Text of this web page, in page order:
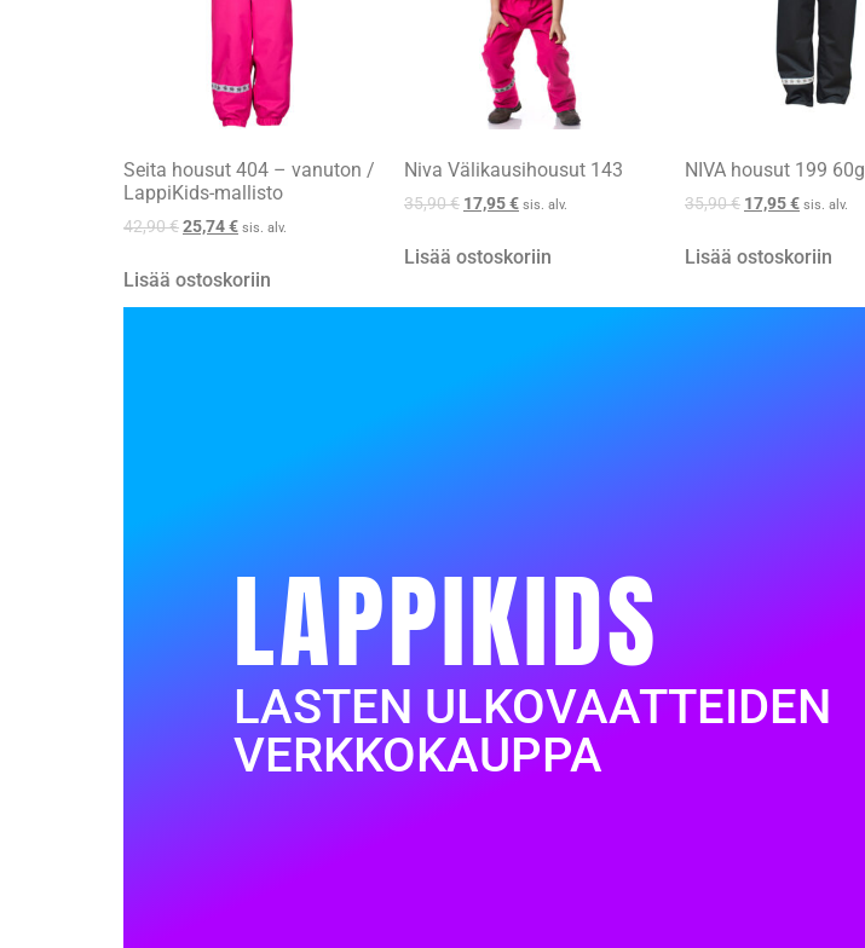
Seita housut 404 – vanuton /
LappiKids-mallisto
42,90€25,74€ sis. alv.
Lisää ostoskoriin
Niva Välikausihousut 143
35,90€ 17,95€ sis. alv.
Lisää ostoskoriin
NIVA housut 199 60g
35,90€ 17,95€ sis. alv.
Lisää ostoskoriin
LAPPIKIDS
LASTEN ULKOVAATTEIDEN
VERKKOKAUPPA